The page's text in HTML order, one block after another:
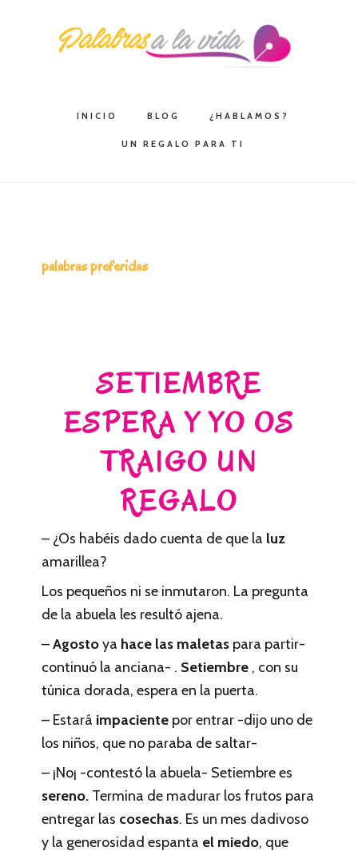
contenido
INICIO BLOG ¿HABLAMOS?
UN REGALO PARA TI
palabras preferidas
SETIEMBRE
ESPERA Y YO OS
TRAIGO UN
REGALO
– ¿Os habéis dado cuenta de que la luz
amarillea?
Los pequeños ni se inmutaron. La pregunta
de la abuela les resultó ajena.
–Agostoya hace las maletas para partir-
continuó la anciana- . Setiembre , con su
túnica dorada, espera en la puerta.
– Estará impaciente por entrar -dijo uno de
los niños, que no paraba de saltar-
– ¡No¡ -contestó la abuela- Setiembre es
sereno. Termina de madurar los frutos para
entregar las cosechas. Es un mes dadivoso
y la generosidad espanta el miedo, que